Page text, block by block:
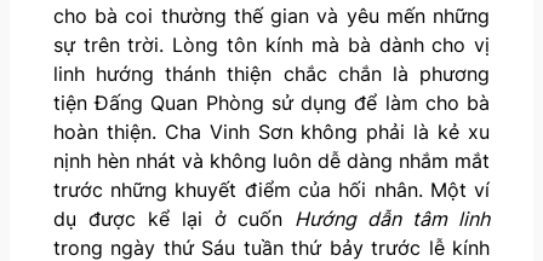
cho bà coi thường thế gian và yêu mến những
sự trên trời. Lòng tôn kính mà bà dành cho vị
linh hướng thánh thiện chắc chắn là phương
tiện Đấng Quan Phòng sử dụng để làm cho bà
hoàn thiện. Cha Vinh Sơn không phải là kẻ xu
nịnh hèn nhát và không luôn dễ dàng nhắm mắt
trước những khuyết điểm của hối nhân. Một ví
dụ được kể lại ở cuốn Hướng dẫn tâm linh
trong ngày thứ Sáu tuần thứ bảy trước lễ kính